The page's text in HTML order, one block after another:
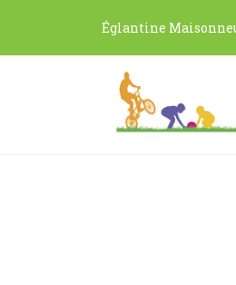
Églantine